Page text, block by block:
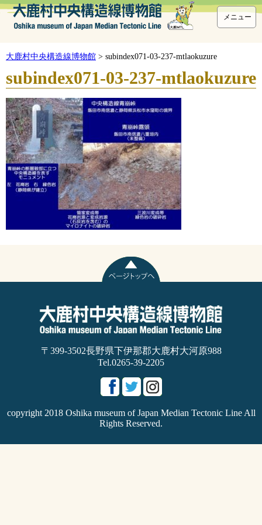
メニュー
大鹿村中央構造線博物館 > subindex071-03-237-mtlaokuzure
subindex071-03-237-mtlaokuzure
〒399-3502長野県下伊那郡大鹿村大河原988
Tel.0265-39-2205
copyright 2018 Oshika museum of Japan Median Tectonic Line All
Rights Reserved.